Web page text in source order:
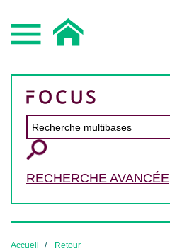
RECHERCHE AVANCÉE
Accueil Retour